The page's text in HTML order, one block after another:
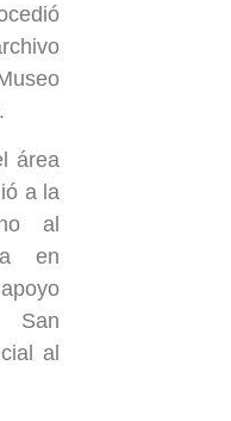
área
a la
al
en
al